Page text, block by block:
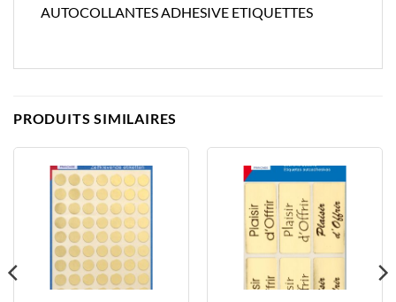
AUTOCOLLANTES ADHESIVE ETIQUETTES
PRODUITS SIMILAIRES